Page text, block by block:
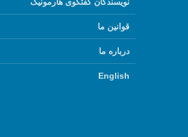
قوانین ما
درباره ما
English